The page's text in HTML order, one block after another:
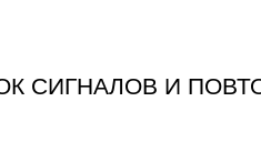
СИГНАЛОВ И